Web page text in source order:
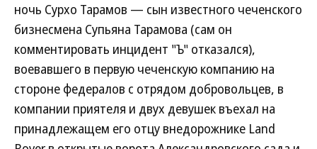
ночь Сурхо Тарамов — сын известного чеченского
бизнесмена Супьяна Тарамова (сам он
комментировать инцидент "Ъ" отказался),
воевавшего в первую чеченскую компанию на
стороне федералов с отрядом добровольцев, в
компании приятеля и двух девушек въехал на
принадлежащем его отцу внедорожнике Land